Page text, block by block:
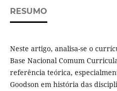
RESUMO
Neste artigo, analisa-se o
Base Nacional Comum
referência teórica,
Goodson em história das